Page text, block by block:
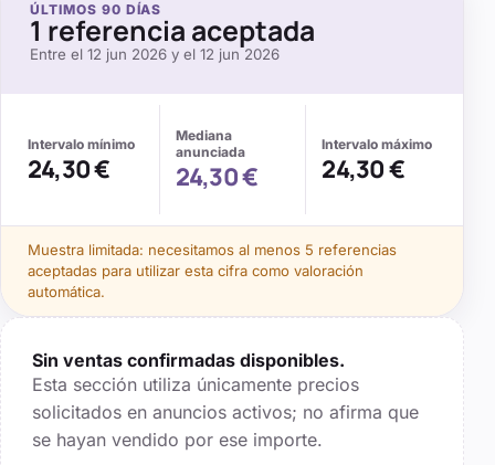
ÚLTIMOS 90 DÍAS
1 referencia aceptada
Entre el 12 jun 2026 y el 12 jun 2026
Intervalo mínimo
24,30 €
Mediana
anunciada
24,30 €
Intervalo máximo
24,30 €
Muestra limitada: necesitamos al menos 5 referencias
aceptadas para utilizar esta cifra como valoración
automática.
Sin ventas confirmadas disponibles.
Esta sección utiliza únicamente precios
solicitados en anuncios activos; no afirma que
se hayan vendido por ese importe.